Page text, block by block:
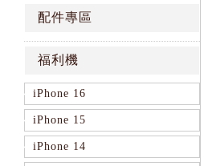
配件專區
福利機
iPhone 16
iPhone 15
iPhone 14